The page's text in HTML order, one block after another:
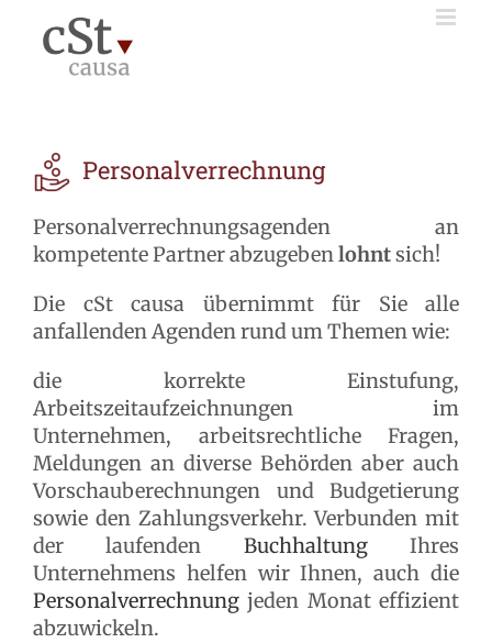
Inhalt
springen
Personalverrechnung
Personalverrechnungsagenden an
kompetente Partner abzugebenlohntsich!
Die cSt causa übernimmt für Sie alle
anfallenden Agenden rund um Themen wie:
die korrekte Einstufung,
Arbeitszeitaufzeichnungen im
Unternehmen, arbeitsrechtliche Fragen,
Meldungen an diverse Behörden aber auch
Vorschauberechnungen und Budgetierung
sowie den Zahlungsverkehr. Verbunden mit
der laufenden BuchhaltungIhres
Unternehmens helfen wir Ihnen, auch die
Personalverrechnung jeden Monat effizient
abzuwickeln.